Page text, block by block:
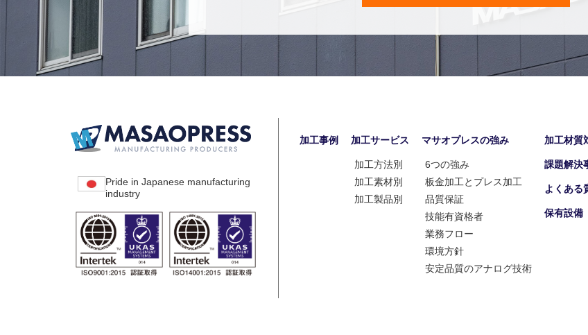
Pride in Japanese manufacturing
industry
加工事例 加工サービス
加工方法別
加工素材別
加工製品別
マサオプレスの強み
6つの強み
板金加工とプレス加工
品質保証
技能有資格者
業務フロー
環境方針
安定品質のアナログ技術
加工材質
課題解決
よくある
保有設備